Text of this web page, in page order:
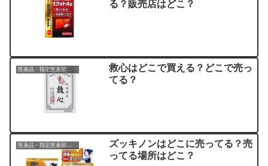
る？販売店はどこ？
医薬品・指定医薬部外品
救心はどこで買える？どこで売っ
てる？
医薬品・指定医薬部外品
ズッキノンはどこに売ってる？売
ってる場所はどこ？